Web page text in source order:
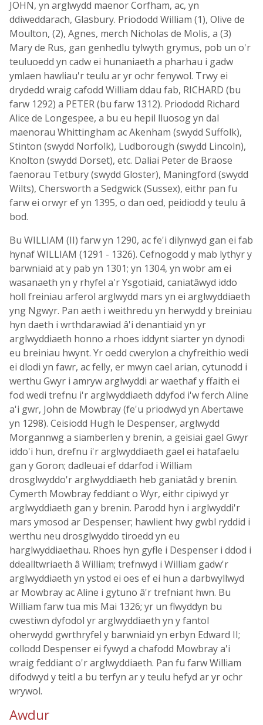
JOHN, yn arglwydd maenor Corfham, ac, yn
ddiweddarach, Glasbury. Priododd William (1), Olive de
Moulton, (2), Agnes, merch Nicholas de Molis, a (3)
Mary de Rus, gan genhedlu tylwyth grymus, pob un o'r
teuluoedd yn cadw ei hunaniaeth a pharhau i gadw
ymlaen hawliau'r teulu ar yr ochr fenywol. Trwy ei
drydedd wraig cafodd William ddau fab, RICHARD (bu
farw 1292) a PETER (bu farw 1312). Priododd Richard
Alice de Longespee, a bu eu hepil lluosog yn dal
maenorau Whittingham ac Akenham (swydd Suffolk),
Stinton (swydd Norfolk), Ludborough (swydd Lincoln),
Knolton (swydd Dorset), etc. Daliai Peter de Braose
faenorau Tetbury (swydd Gloster), Maningford (swydd
Wilts), Chersworth a Sedgwick (Sussex), eithr pan fu
farw ei orwyr ef yn 1395, o dan oed, peidiodd y teulu â
bod.
Bu WILLIAM (II) farw yn 1290, ac fe'i dilynwyd gan ei fab
hynaf WILLIAM (1291 - 1326). Cefnogodd y mab lythyr y
barwniaid at y pab yn 1301; yn 1304, yn wobr am ei
wasanaeth yn y rhyfel a'r Ysgotiaid, caniatâwyd iddo
holl freiniau arferol arglwydd mars yn ei arglwyddiaeth
yng Ngwyr. Pan aeth i weithredu yn herwydd y breiniau
hyn daeth i wrthdarawiad â'i denantiaid yn yr
arglwyddiaeth honno a rhoes iddynt siarter yn dynodi
eu breiniau hwynt. Yr oedd cwerylon a chyfreithio wedi
ei dlodi yn fawr, ac felly, er mwyn cael arian, cytunodd i
werthu Gwyr i amryw arglwyddi ar waethaf y ffaith ei
fod wedi trefnu i'r arglwyddiaeth ddyfod i'w ferch Aline
a'i gwr, John de Mowbray (fe'u priodwyd yn Abertawe
yn 1298). Ceisiodd Hugh le Despenser, arglwydd
Morgannwg a siamberlen y brenin, a geisiai gael Gwyr
iddo'i hun, drefnu i'r arglwyddiaeth gael ei hatafaelu
gan y Goron; dadleuai ef ddarfod i William
drosglwyddo'r arglwyddiaeth heb ganiatâd y brenin.
Cymerth Mowbray feddiant o Wyr, eithr cipiwyd yr
arglwyddiaeth gan y brenin. Parodd hyn i arglwyddi'r
mars ymosod ar Despenser; hawlient hwy gwbl ryddid i
werthu neu drosglwyddo tiroedd yn eu
harglwyddiaethau. Rhoes hyn gyfle i Despenser i ddod i
ddealltwriaeth â William; trefnwyd i William gadw'r
arglwyddiaeth yn ystod ei oes ef ei hun a darbwyllwyd
ar Mowbray ac Aline i gytuno â'r trefniant hwn. Bu
William farw tua mis Mai 1326; yr un flwyddyn bu
cwestiwn dyfodol yr arglwyddiaeth yn y fantol
oherwydd gwrthryfel y barwniaid yn erbyn Edward II;
collodd Despenser ei fywyd a chafodd Mowbray a'i
wraig feddiant o'r arglwyddiaeth. Pan fu farw William
difodwyd y teitl a bu terfyn ar y teulu hefyd ar yr ochr
wrywol.
Awdur